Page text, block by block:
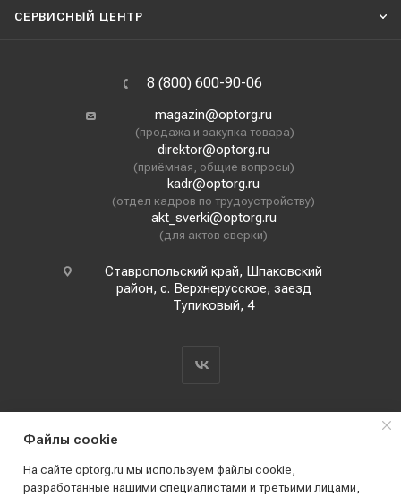
СЕРВИСНЫЙ ЦЕНТР
8 (800) 600-90-06
magazin@optorg.ru
(продажа и закупка товара)
direktor@optorg.ru
(приёмная, общие вопросы)
kadr@optorg.ru
(отдел кадров по трудоустройству)
akt_sverki@optorg.ru
(для актов сверки)
Ставропольский край, Шпаковский
район, с. Верхнерусское, заезд
Тупиковый, 4
Файлы cookie
На сайте optorg.ru мы используем файлы cookie,
разработанные нашими специалистами и третьими лицами,